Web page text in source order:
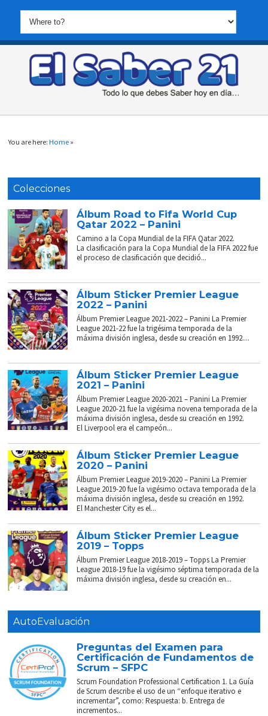
You are here:Home »
Colecciones
Álbum Road to Fifa World Cup
Qatar 2022 – Panini
Camino a la Copa Mundial de la FIFA Qatar 2022.
La clasificación para la Copa Mundial de la FIFA 2022 fue
el proceso de clasificación que decidió...
Álbum Sticker Premier League
2022 – Panini
Álbum Premier League 2021-2022 – Panini La Premier
League 2021-22 fue la trigésima temporada de la
máxima división inglesa, desde su creación en 1992....
Álbum Sticker Premier League
2021 – Panini
Álbum Premier League 2020-2021 – Panini La Premier
League 2020-21 fue la vigésima novena temporada de la
máxima división inglesa, desde su creación en 1992.
El Liverpool era el campeón...
Álbum Sticker Premier League
2020 – Panini
Álbum Premier League 2019-2020 – Panini La Premier
League 2019-20 fue la vigésimo octava temporada de la
máxima división inglesa, desde su creación en 1992.
El Manchester City es el...
Álbum Sticker Premier League
2019 – Topps
Álbum Premier League 2018-2019 – Topps La Premier
League 2018-19 fue la vigésimo séptima temporada de la
máxima división inglesa, desde su creación en...
AutoEvaluación
Preguntas del Examen para
Certificación de Fundamentos de
Scrum – SFPC
Scrum Foundation Professional Certification 1. La Guía
de Scrum describe el uso de un “enfoque iterativo e
incrementar”, como: Respuesta: b. Entrega de
incrementos...